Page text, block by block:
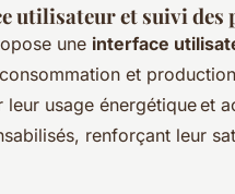
utilisateur et suivi des
une interface
et
leur usage énergétique et
renforçant leur